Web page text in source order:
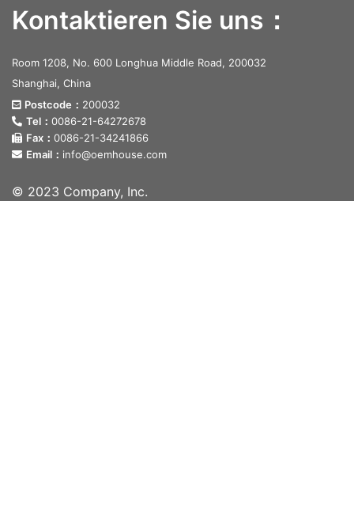
Kontaktieren Sie uns：
Room 1208, No. 600 Longhua Middle Road, 200032
Shanghai, China
Postcode： 200032
Tel： 0086-21-64272678
Fax： 0086-21-34241866
Email： info@oemhouse.com
© 2023 Company, Inc.